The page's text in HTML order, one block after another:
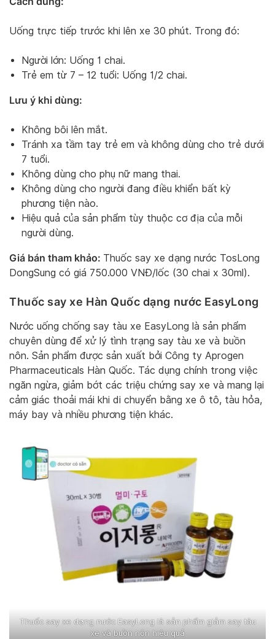
Uống trực tiếp trước khi lên xe 30 phút. Trong đó:
Người lớn: Uống 1 chai.
Trẻ em từ 7 – 12 tuổi: Uống 1/2 chai.
Lưu ý khi dùng:
Không bôi lên mắt.
Tránh xa tầm tay trẻ em và không dùng cho trẻ dưới
7 tuổi.
Không dùng cho phụ nữ mang thai.
Không dùng cho người đang điều khiển bất kỳ
phương tiện nào.
Hiệu quả của sản phẩm tùy thuộc cơ địa của mỗi
người dùng.
Giá bán tham khảo: Thuốc say xe dạng nước TosLong
DongSung có giá 750.000 VNĐ/lốc (30 chai x 30ml).
Thuốc say xe Hàn Quốc dạng nước EasyLong
Nước uống chống say tàu xe EasyLong là sản phẩm
chuyên dùng để xử lý tình trạng say tàu xe và buồn
nôn. Sản phẩm được sản xuất bởi Công ty Aprogen
Pharmaceuticals Hàn Quốc. Tác dụng chính trong việc
ngăn ngừa, giảm bớt các triệu chứng say xe và mang lại
cảm giác thoải mái khi di chuyển bằng xe ô tô, tàu hỏa,
máy bay và nhiều phương tiện khác.
Thuốc say xe dạng nước EasyLong là sản phẩm giảm say tàu
xe và buồn nôn hiệu quả